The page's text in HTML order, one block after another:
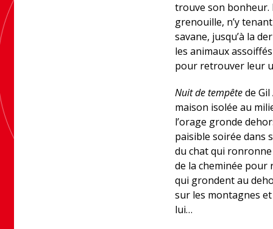
trouve son bonheur.
grenouille, n’y
savane, jusqu’à la
les animaux
pour retrouver leur
Nuit de tempêtede Gil
maison isolée au
l’orage gronde
paisible soirée dans
du chat qui ronronne
de la cheminée pour
qui grondent au
sur les montagnes
lui…